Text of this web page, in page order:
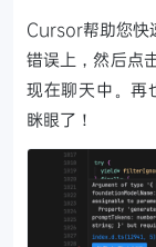
Cursor帮助您快
错误上，然后点
现在聊天中。
眯眼了！